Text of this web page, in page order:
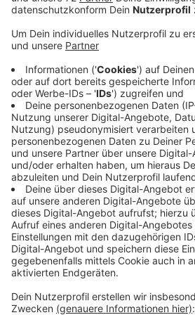
Anzeige
Verkehrsbehinderungen.
Bauarbeiter bessern zwischen
Steinfurt die Fahrbahn aus.
Die Straße ist dafür zeitweise in
einspurig.
Morgen ist der Abschnitt
und Gewerbegebiet Sonnenschein
Richtung Gronau gesperrt.
Es gibt dann eine Umleitung über
Anzeige